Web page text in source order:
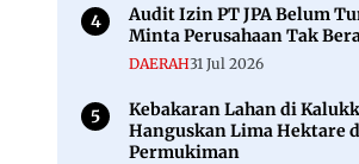
Audit Izin PT JPA Belum
Minta Perusahaan Tak
DAERAH31 Jul 2026
Kebakaran Lahan di
Hanguskan Lima Hektare
Permukiman